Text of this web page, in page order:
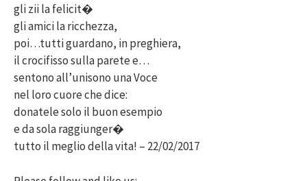
gli zii la felicit�
gli amici la ricchezza,
poi…tutti guardano, in preghiera,
il crocifisso sulla parete e…
sentono all’unisono una Voce
nel loro cuore che dice:
donatele solo il buon esempio
e da sola raggiunger�
tutto il meglio della vita! – 22/02/2017